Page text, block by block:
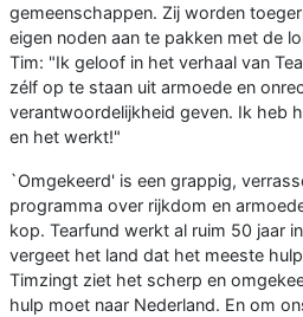
gemeenschappen. Zij worden
eigen noden aan te pakken met de
Tim: "Ik geloof in het verhaal van
zélf op te staan uit armoede en
verantwoordelijkheid geven. Ik heb
en het werkt!"
`Omgekeerd' is een grappig,
programma over rijkdom en
kop. Tearfund werkt al ruim 50 jaar
vergeet het land dat het meeste
Timzingt ziet het scherp en
hulp moet naar Nederland. En om